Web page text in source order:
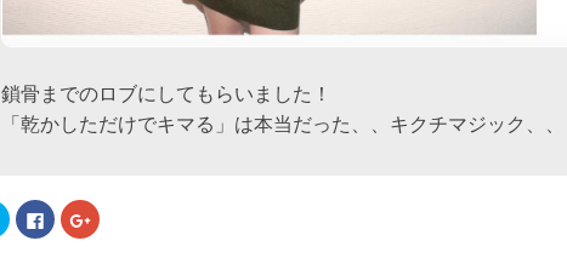
鎖骨までのロブにしてもらいました！
「乾かしただけでキマる」は本当だった、、キクチマジック、、
ク
リ
Facebook
で
ク
リ